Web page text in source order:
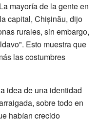
mayoría de la gente en
capital, Chișinău, dijo
rurales, sin embargo,
Esto muestra que
las costumbres
idea de una identidad
sobre todo en
habían crecido